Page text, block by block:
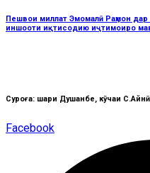
Пешвои миллат Эмомалӣ Раҳмон дар
иншооти иқтисодию иҷтимоиро
Суроға: шаҳри Душанбе, кӯчаи
Facebook